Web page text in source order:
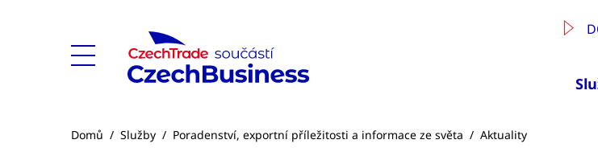
Domů / Služby / Poradenství, exportní příležitosti a informace ze světa / Aktuality